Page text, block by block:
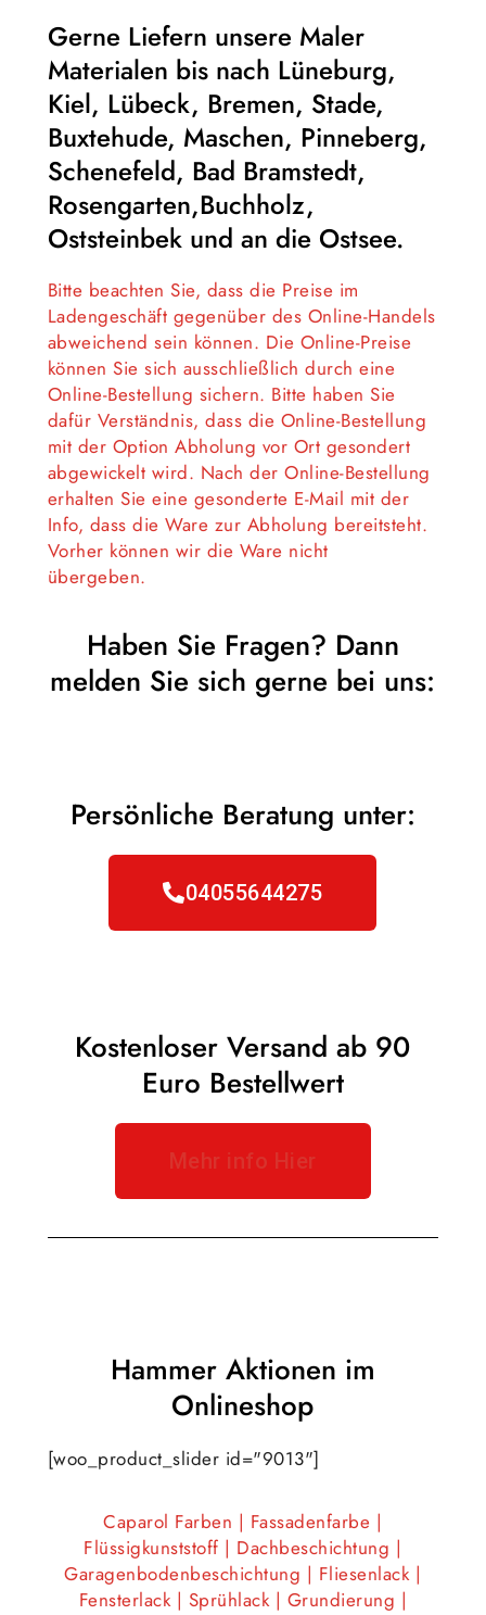
Gerne Liefern unsere Maler
Materialen bis nach Lüneburg,
Kiel, Lübeck, Bremen, Stade,
Buxtehude, Maschen, Pinneberg,
Schenefeld, Bad Bramstedt,
Rosengarten,Buchholz,
Oststeinbek und an die Ostsee.
Bitte beachten Sie, dass die Preise im
Ladengeschäft gegenüber des Online-Handels
abweichend sein können. Die Online-Preise
können Sie sich ausschließlich durch eine
Online-Bestellung sichern. Bitte haben Sie
dafür Verständnis, dass die Online-Bestellung
mit der Option Abholung vor Ort gesondert
abgewickelt wird. Nach der Online-Bestellung
erhalten Sie eine gesonderte E-Mail mit der
Info, dass die Ware zur Abholung bereitsteht.
Vorher können wir die Ware nicht
übergeben.
Haben Sie Fragen? Dann
melden Sie sich gerne bei uns:
Persönliche Beratung unter:
04055644275
Kostenloser Versand ab 90
Euro Bestellwert
Mehr info Hier
Hammer Aktionen im
Onlineshop
[woo_product_slider id="9013"]
Caparol Farben | Fassadenfarbe |
Flüssigkunststoff | Dachbeschichtung |
Garagenbodenbeschichtung | Fliesenlack |
Fensterlack | Sprühlack | Grundierung |